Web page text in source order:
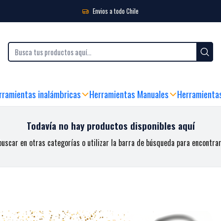
Envios a todo Chile
inalámbricas Herramientas Manuales
Todavía no hay productos disponibles aquí
en otras categorías o utilizar la barra de búsqueda para